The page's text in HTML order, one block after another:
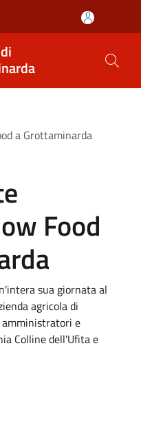
a Grottaminarda
Food
sua giornata al
agricola di
e
Colline dell'Ufita e